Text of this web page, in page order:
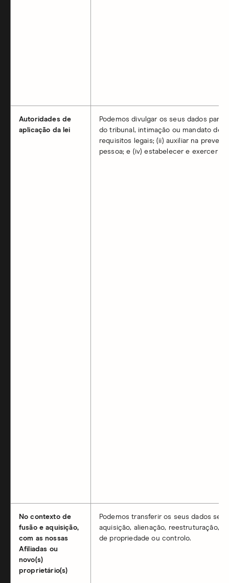
Autoridades de
aplicação da lei
Podemos divulgar os seus dados
do tribunal, intimação ou mandato de
requisitos legais; (ii) auxiliar na
pessoa; e (iv) estabelecer e exercer
No contexto de
fusão e aquisição,
com as nossas
Afiliadas ou
novo(s)
proprietário(s)
Podemos transferir os seus dados se
aquisição, alienação, reestruturação,
de propriedade ou controlo.